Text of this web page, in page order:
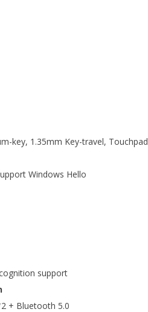
key, 1.35mm Key-travel, Touchpad
Windows Hello
support
+ Bluetooth 5.0